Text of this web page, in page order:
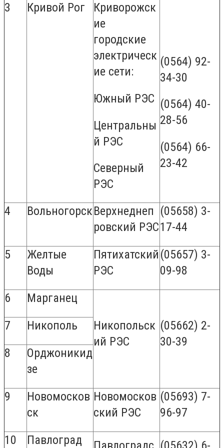
3 Кривой Рог
Криворожск
ие
городские
электрическ
ие сети:
Южный РЭС
Центральны
й РЭС
Северный
РЭС
(0564) 92-
34-30
(0564) 40-
28-56
(0564) 66-
23-42
4 ВольногорскВерхнеднеп
ровский РЭС
(05658) 3-
17-44
5
Желтые
Воды
Пятихатский
РЭС
(05657) 3-
09-98
6
Марганец
Никопольск
ий РЭС
(05662) 2-
30-39
7
Никополь
8
Орджоникид
зе
9
Новомосков
ск
Новомосков
ский РЭС
(05693) 7-
96-97
10
Павлоград